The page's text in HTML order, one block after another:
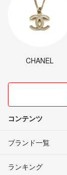
CHANEL
コンテンツ
ブランド一覧
ランキング